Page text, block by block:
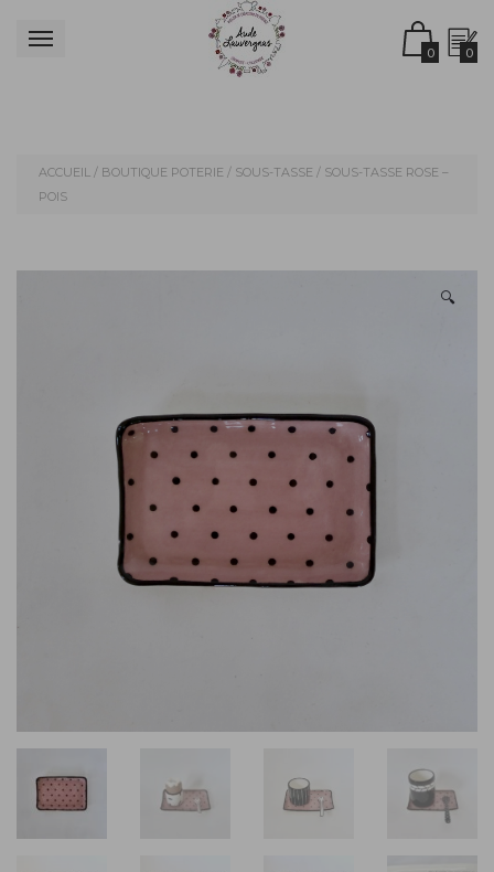
0 0
ACCUEIL / BOUTIQUE POTERIE / SOUS-TASSE / SOUS-TASSE ROSE –
POIS
🔍